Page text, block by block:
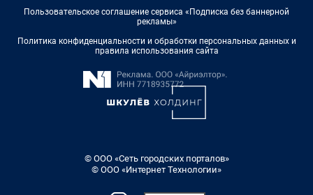
Пользовательское соглашение сервиса «Подписка без баннерной
рекламы»
Политика конфиденциальности и обработки персональных данных и
правила использования сайта
© ООО «Сеть городских порталов»
© ООО «Интернет Технологии»